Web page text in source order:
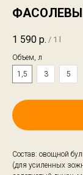
1 590 р. / 1 l
Объем, л
1,5
3 5
Состав: овощной
(для усиленных